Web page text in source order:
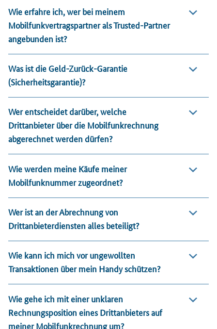
Wie erfahre ich, wer bei meinem
Mobilfunkvertragspartner als Trusted-Partner
angebunden ist?
Was ist die Geld-Zurück-Garantie
(Sicherheitsgarantie)?
Wer entscheidet darüber, welche
Drittanbieter über die Mobilfunkrechnung
abgerechnet werden dürfen?
Wie werden meine Käufe meiner
Mobilfunknummer zugeordnet?
Wer ist an der Abrechnung von
Drittanbieterdiensten alles beteiligt?
Wie kann ich mich vor ungewollten
Transaktionen über mein Handy schützen?
Wie gehe ich mit einer unklaren
Rechnungsposition eines Drittanbieters auf
meiner Mobilfunkrechnung um?